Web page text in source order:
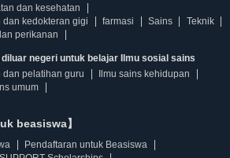
dan kesehatan
dan kedokteran gigi
farmasi Sains
Teknik
perikanan
negeri untuk belajar Ilmu sosial sains
dan pelatihan guru
Ilmu sains kehidupan
umum
beasiswa】
Pendaftaran untuk Beasiswa